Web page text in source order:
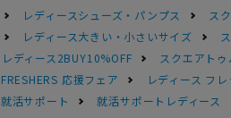
レディースシューズ・パンプス
ス
レディース大きい・小さいサイズ
レディース2BUY10%OFF
スクエアト
FRESHERS 応援フェア
レディース フ
就活サポート 就活サポートレディース